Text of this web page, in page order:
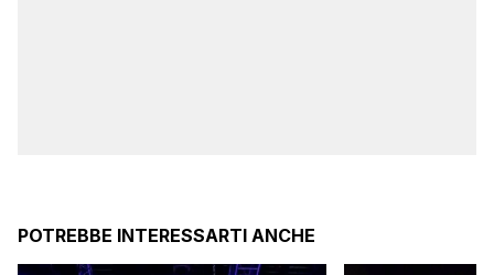
POTREBBE INTERESSARTI ANCHE